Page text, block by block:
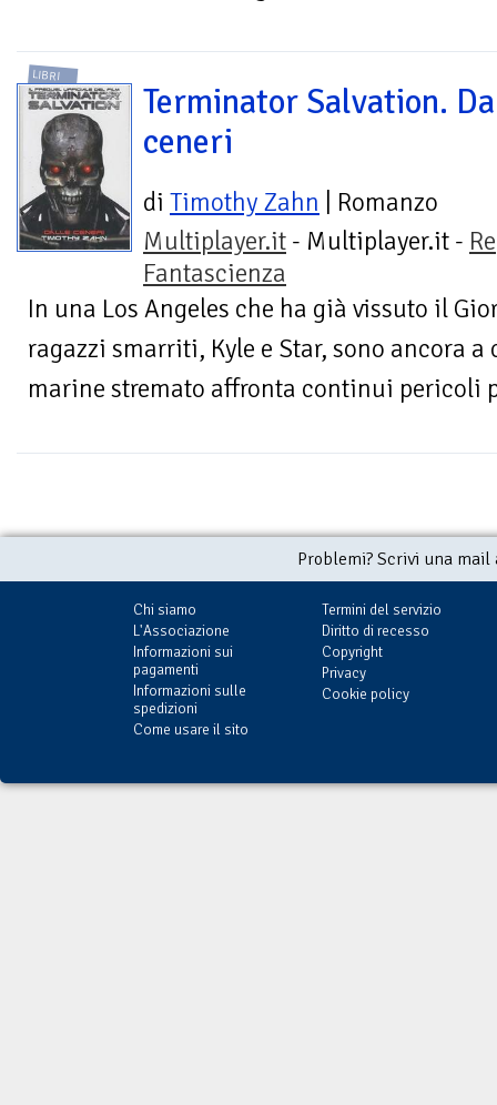
LIBRI
Terminator Salvation.
ceneri
di Timothy Zahn | Romanzo
Multiplayer.it - Multiplayer.it -
Fantascienza
In una Los Angeles che ha già vissuto il
ragazzi smarriti, Kyle e Star, sono ancora
marine stremato affronta continui pericoli
Problemi? Scrivi una
Chi siamo
L'Associazione
Informazioni sui
pagamenti
Informazioni sulle
spedizioni
Come usare il sito
Termini del servizio
Diritto di recesso
Copyright
Privacy
Cookie policy